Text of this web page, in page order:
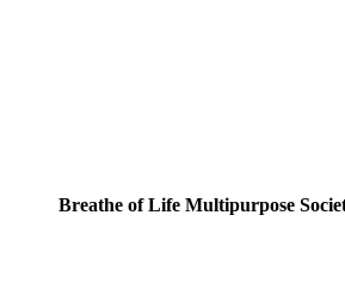
Breathe of Life Multipurpose